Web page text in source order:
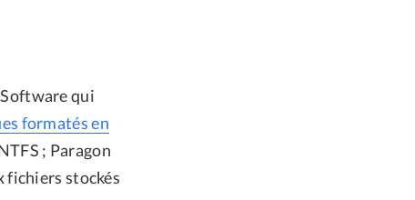
qui
formatés en
; Paragon
fichiers stockés